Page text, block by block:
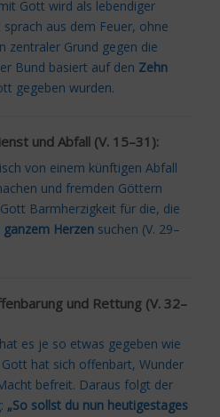
Gott wird als lebendiger
aus dem Feuer, ohne
zentraler Grund gegen die
Bund basiert auf den Zehn
gegeben wurden.
und Abfall (V. 15–31):
von einem künftigen Abfall
und fremden Göttern
Barmherzigkeit für die, die
Herzen suchen (V. 29–
und Rettung (V. 32–
es je so etwas gegeben wie
hat sich offenbart, Wunder
befreit. Daraus folgt der
„So sollst du nun heutigestages